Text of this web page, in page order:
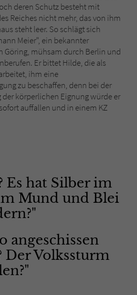
deren Schutz besteht mit
Reiches nicht mehr, das von ihm
steht leer. So schlägt sich
Meier", ein bekannter
Göring, mühsam durch Berlin und
Er bittet Hilde, die als
ihm eine
zu beschaffen, denn bei der
körperlichen Eignung würde er
auffallen und in einem KZ
Es hat Silber im
Mund und Blei
angeschissen
Der Volkssturm